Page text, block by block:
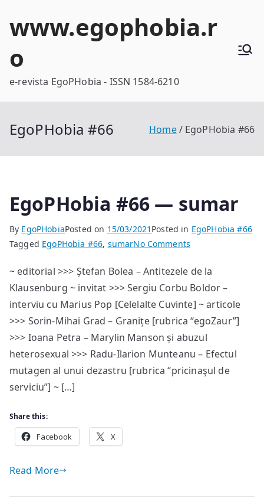
www.egophobia.r
o
e-revista EgoPHobia - ISSN 1584-6210
EgoPHobia #66 Home EgoPHobia #66
EgoPHobia #66 — sumar
By EgoPHobiaPosted on 15/03/2021 Posted in EgoPHobia #66
Tagged EgoPHobia #66, sumarNo Comments
#66
—
sumar
~ editorial >>> Ștefan Bolea – Antitezele de la
Klausenburg ~ invitat >>> Sergiu Corbu Boldor –
interviu cu Marius Pop [Celelalte Cuvinte] ~ articole
>>> Sorin-Mihai Grad – Granițe [rubrica “egoZaur”]
>>> Ioana Petra – Marylin Manson și abuzul
heterosexual >>> Radu-Ilarion Munteanu – Efectul
mutagen al unui dezastru [rubrica “pricinaşul de
serviciu”] ~ […]
Share this:
Facebook X
Read More